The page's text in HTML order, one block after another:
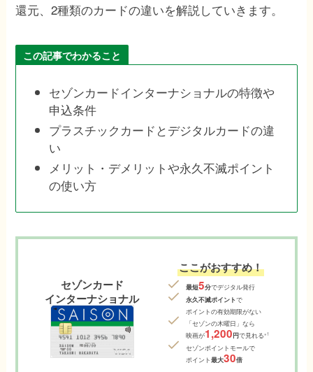
還元、2種類のカードの違いを解説していきます。
この記事でわかること
セゾンカードインターナショナルの特徴や
申込条件
プラスチックカードとデジタルカードの違
い
メリット・デメリットや永久不滅ポイント
の使い方
セゾンカード
インターナショナル
ここがおすすめ！
最短5分でデジタル発行
永久不滅ポイントで
ポイントの有効期限がない
「セゾンの木曜日」なら
映画が1,200円で見れる※1
セゾンポイントモールで
ポイント最大30倍